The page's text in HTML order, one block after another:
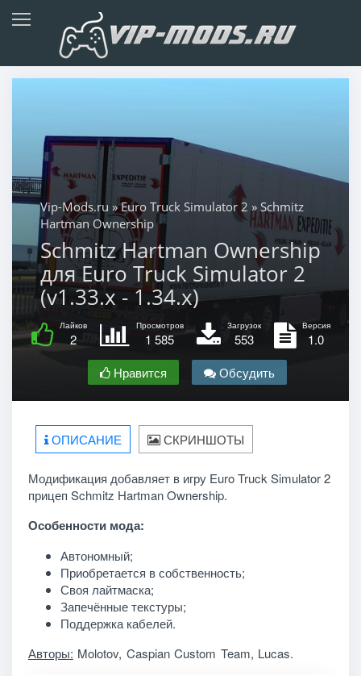
Vip-Mods.ru »Euro Truck Simulator 2 » Schmitz
Hartman Ownership
Schmitz Hartman Ownership
для Euro Truck Simulator 2
(v1.33.x - 1.34.x)
Лайков
2
Просмотров
1 585
Загрузок
553
Версия
1.0
Нравится
Обсудить
ОПИСАНИЕ СКРИНШОТЫ
Модификация добавляет в игру Euro Truck Simulator 2
прицеп Schmitz Hartman Ownership.
Особенности мода:
Автономный;
Приобретается в собственность;
Своя лайтмаска;
Запечённые текстуры;
Поддержка кабелей.
Авторы: Molotov, Caspian Custom Team, Lucas.